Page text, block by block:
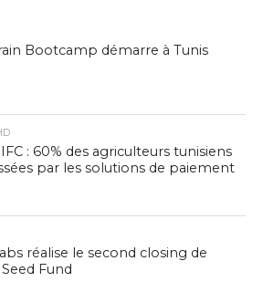
Bootcamp démarre à Tunis
: 60% des agriculteurs tunisiens
par les solutions de paiement
réalise le second closing de
Fund